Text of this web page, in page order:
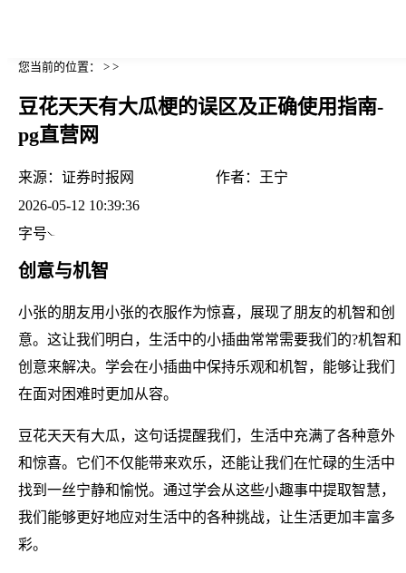
您当前的位置： > >
豆花天天有大瓜梗的误区及正确使用指南-
pg直营网
来源： 证券时报网 作者：
王宁
2026-05-12 10:39:36
字号
创意与机智
小张的朋友用小张的衣服作为惊喜，展现了朋友的机智和创
意。这让我们明白，生活中的小插曲常常需要我们的?机智和
创意来解决。学会在小插曲中保持乐观和机智，能够让我们
在面对困难时更加从容。
豆花天天有大瓜，这句话提醒我们，生活中充满了各种意外
和惊喜。它们不仅能带来欢乐，还能让我们在忙碌的生活中
找到一丝宁静和愉悦。通过学会从这些小趣事中提取智慧，
我们能够更好地应对生活中的各种挑战，让生活更加丰富多
彩。